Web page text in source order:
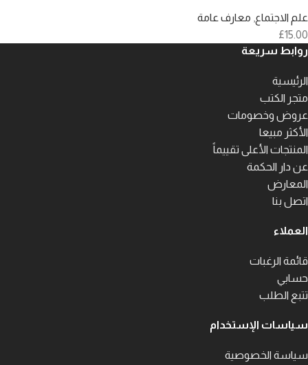
علم الاجتماع معارف عامة
£15.00
روابط سريعة
الرئيسية
متجر الكتب
عروض وخصومات
الأكثر مبيعا
المنتجات الأعلى تقييماً
عن دار الحكمة
المعارض
اتصل بنا
العملاء
قائمة الرغبات
حسابي
تتبع الطلب
سياسات الإستخدام
سياسة الخصوصية